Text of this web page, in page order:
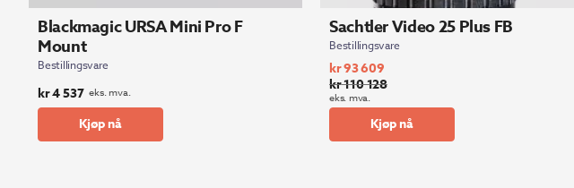
Blackmagic URSA Mini Pro F
Mount
Bestillingsvare
kr4 537 eks. mva.
Kjøp nå
Sachtler Video 25 Plus FB
Bestillingsvare
kr110 128
Opprinnelig
pris
kr93 609
Nåværende
pris
eks. mva.
Kjøp nå